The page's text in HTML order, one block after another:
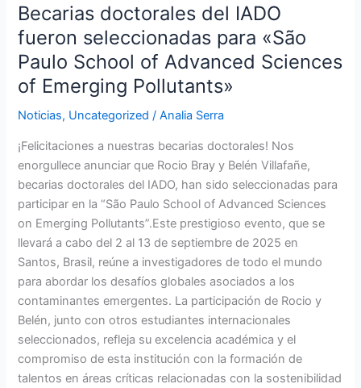
Becarias doctorales del IADO
fueron seleccionadas para «São
Paulo School of Advanced Sciences
of Emerging Pollutants»
Noticias, Uncategorized /Analia Serra
¡Felicitaciones a nuestras becarias doctorales! Nos
enorgullece anunciar que Rocio Bray y Belén Villafañe,
becarias doctorales del IADO, han sido seleccionadas para
participar en la “São Paulo School of Advanced Sciences
on Emerging Pollutants”.Este prestigioso evento, que se
llevará a cabo del 2 al 13 de septiembre de 2025 en
Santos, Brasil, reúne a investigadores de todo el mundo
para abordar los desafíos globales asociados a los
contaminantes emergentes. La participación de Rocio y
Belén, junto con otros estudiantes internacionales
seleccionados, refleja su excelencia académica y el
compromiso de esta institución con la formación de
talentos en áreas críticas relacionadas con la sostenibilidad